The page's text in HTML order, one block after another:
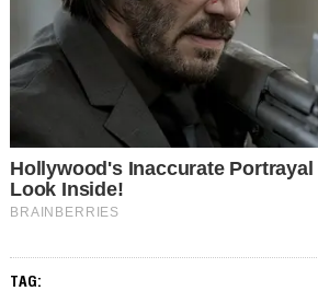
TAG: